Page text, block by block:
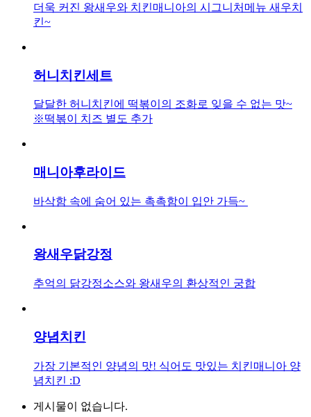
더욱 커진 왕새우와 치킨매니아의 시그니처메뉴 새우치
킨~
허니치킨세트
달달한 허니치킨에 떡볶이의 조화로 잊을 수 없는 맛~
※떡볶이 치즈 별도 추가
매니아후라이드
바삭함 속에 숨어 있는 촉촉함이 입안 가득~
왕새우닭강정
추억의 닭강정소스와 왕새우의 환상적인 궁합
양념치킨
가장 기본적인 양념의 맛! 식어도 맛있는 치킨매니아 양
념치킨 :D
게시물이 없습니다.